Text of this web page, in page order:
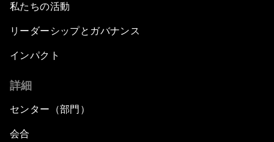
私たちの活動
リーダーシップとガバナンス
インパクト
詳細
センター（部門）
会合